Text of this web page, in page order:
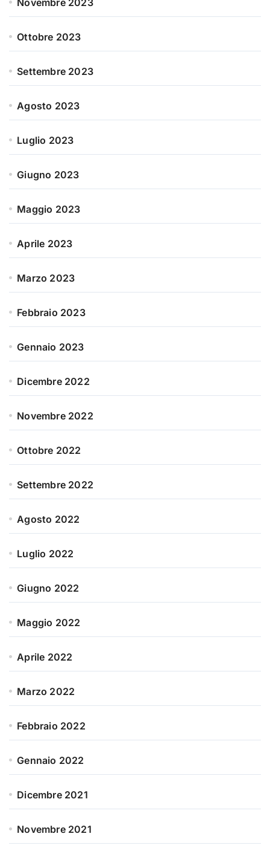
Novembre 2023
Ottobre 2023
Settembre 2023
Agosto 2023
Luglio 2023
Giugno 2023
Maggio 2023
Aprile 2023
Marzo 2023
Febbraio 2023
Gennaio 2023
Dicembre 2022
Novembre 2022
Ottobre 2022
Settembre 2022
Agosto 2022
Luglio 2022
Giugno 2022
Maggio 2022
Aprile 2022
Marzo 2022
Febbraio 2022
Gennaio 2022
Dicembre 2021
Novembre 2021